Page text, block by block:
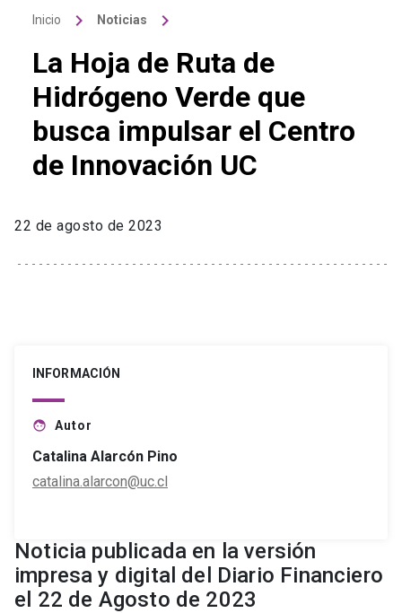
Inicio keyboard_arrow_right Noticias keyboard_arrow_right
La Hoja de Ruta de
Hidrógeno Verde que
busca impulsar el Centro
de Innovación UC
22 de agosto de 2023
INFORMACIÓN
face Autor
Catalina Alarcón Pino
catalina.alarcon@uc.cl
Noticia publicada en la versión
impresa y digital del Diario Financiero
el 22 de Agosto de 2023